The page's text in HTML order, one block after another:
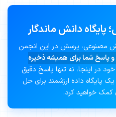
دانش ماندگار
مصنوعی، پرسش در این انجمن
پاسخ شما برای همیشه ذخیره
در اینجا، نه تنها پاسخ دقیق
پایگاه داده ارزشمند برای حل
کمک خواهید کرد.